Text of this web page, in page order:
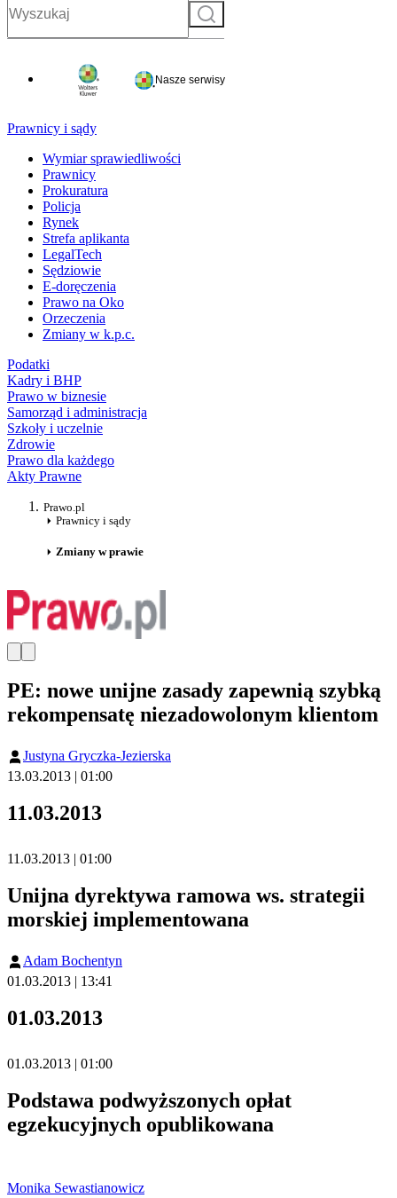
Szukaj
Nasze serwisy
Prawnicy i sądy
Wymiar sprawiedliwości
Prawnicy
Prokuratura
Policja
Rynek
Strefa aplikanta
LegalTech
Sędziowie
E-doręczenia
Prawo na Oko
Orzeczenia
Zmiany w k.p.c.
Podatki
Kadry i BHP
Prawo w biznesie
Samorząd i administracja
Szkoły i uczelnie
Zdrowie
Prawo dla każdego
Akty Prawne
Prawo.pl
Prawnicy i sądy
Zmiany w prawie
PE: nowe unijne zasady zapewnią szybką
rekompensatę niezadowolonym klientom
Justyna Gryczka-Jezierska
13.03.2013 | 01:00
11.03.2013
11.03.2013 | 01:00
Unijna dyrektywa ramowa ws. strategii
morskiej implementowana
Adam Bochentyn
01.03.2013 | 13:41
01.03.2013
01.03.2013 | 01:00
Podstawa podwyższonych opłat
egzekucyjnych opublikowana
Monika Sewastianowicz